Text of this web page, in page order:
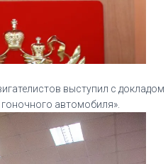
выступил с докладом
автомобиля».